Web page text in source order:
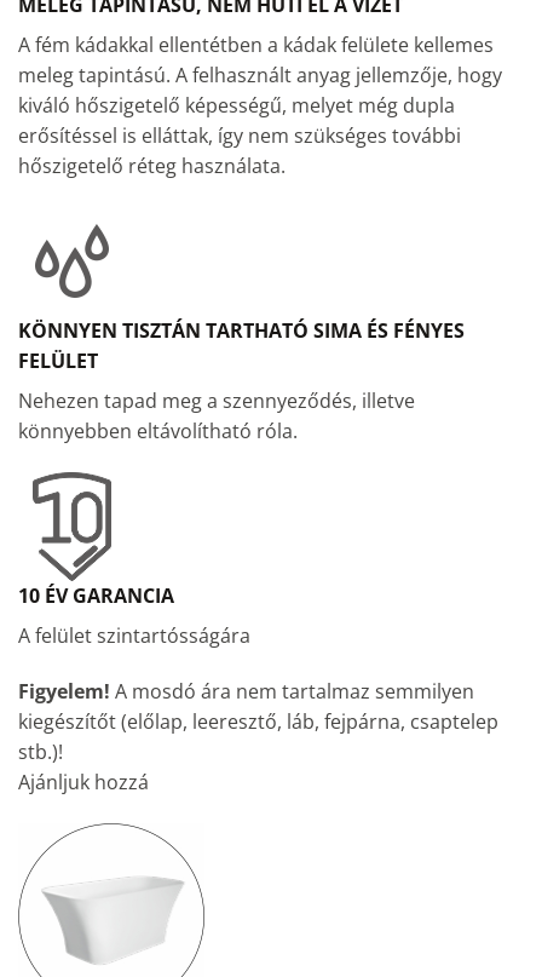
MELEG TAPINTÁSÚ, NEM HŰTI EL A VIZET
A fém kádakkal ellentétben a kádak felülete kellemes
meleg tapintású. A felhasznált anyag jellemzője, hogy
kiváló hőszigetelő képességű, melyet még dupla
erősítéssel is elláttak, így nem szükséges további
hőszigetelő réteg használata.
KÖNNYEN TISZTÁN TARTHATÓ SIMA ÉS FÉNYES
FELÜLET
Nehezen tapad meg a szennyeződés, illetve
könnyebben eltávolítható róla.
10 ÉV GARANCIA
A felület szintartósságára
Figyelem! A mosdó ára nem tartalmaz semmilyen
kiegészítőt (előlap, leeresztő, láb, fejpárna, csaptelep
stb.)!
Ajánljuk hozzá